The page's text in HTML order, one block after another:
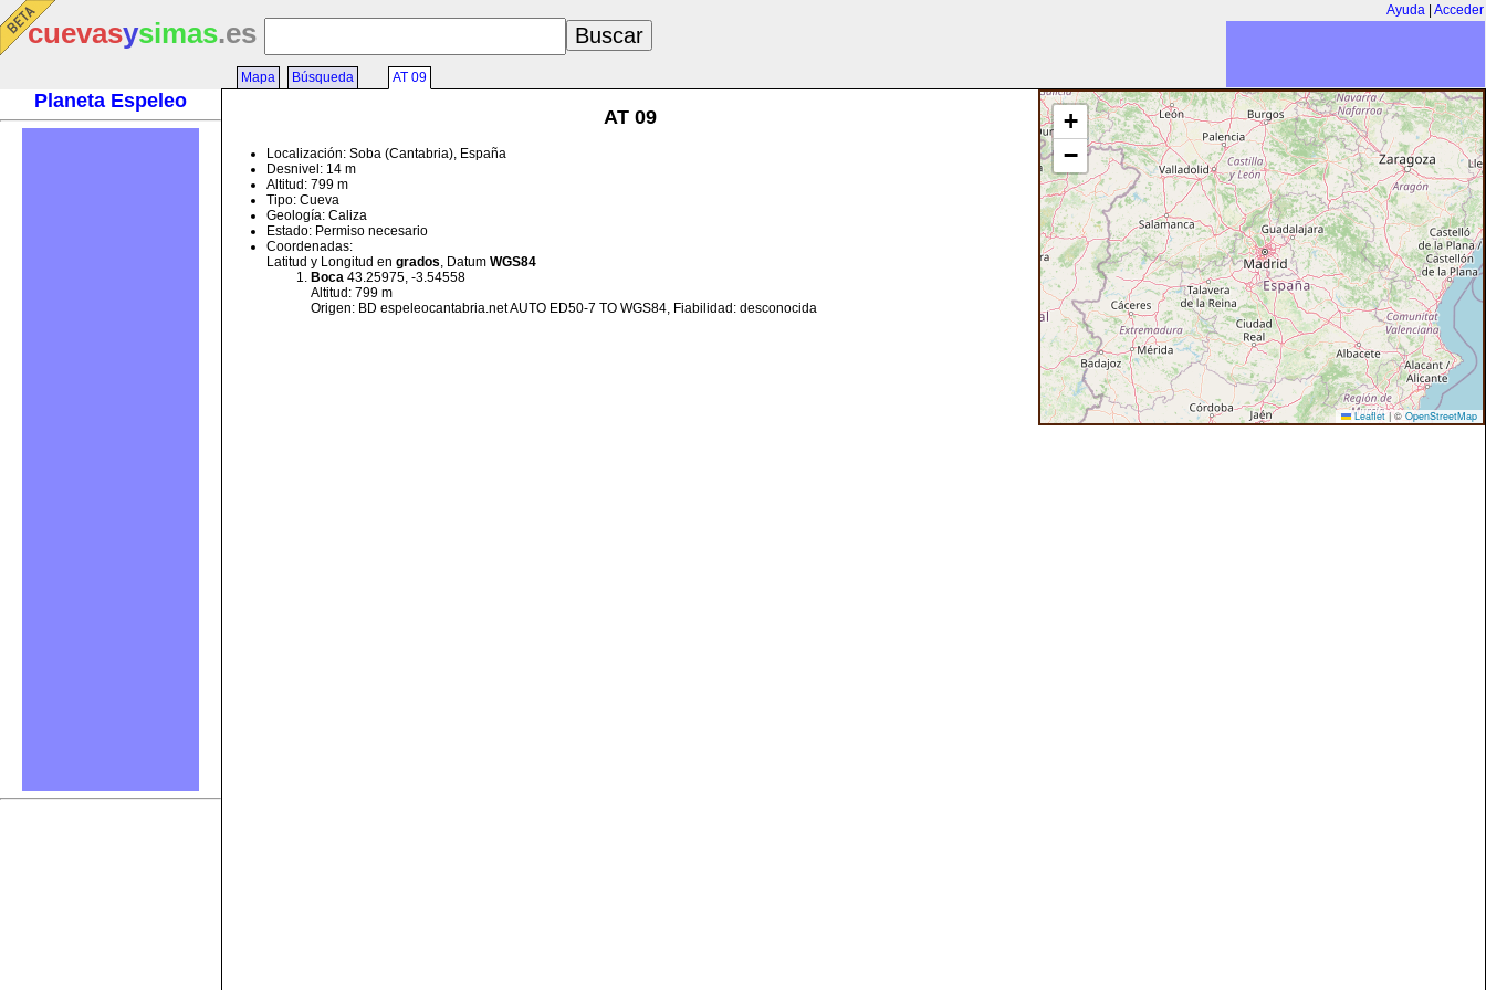
Ayuda Acceder
cuevasysimas.es
Planeta Espeleo
Mapa Búsqueda AT 09
+
−
Leaflet | © OpenStreetMap
AT 09
Localización: Soba (Cantabria), España
Desnivel: 14 m
Altitud: 799 m
Tipo: Cueva
Geología: Caliza
Estado: Permiso necesario
Coordenadas:
Latitud y Longitud en grados, Datum WGS84
Boca 43.25975, -3.54558
Altitud: 799 m
Origen: BD espeleocantabria.net AUTO ED50-7 TO WGS84, Fiabilidad: desconocida